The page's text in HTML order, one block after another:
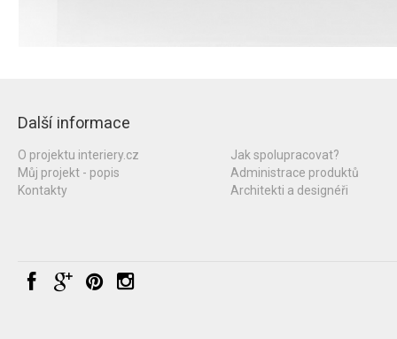
Další informace
O projektu interiery.cz
Můj projekt - popis
Kontakty
Jak spolupracovat?
Administrace produktů
Architekti a designéři